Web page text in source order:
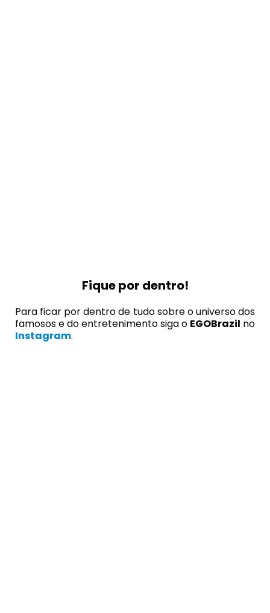
Fique por dentro!
Para ficar por dentro de tudo sobre o universo dos
famosos e do entretenimento siga o EGOBrazil no
Instagram.